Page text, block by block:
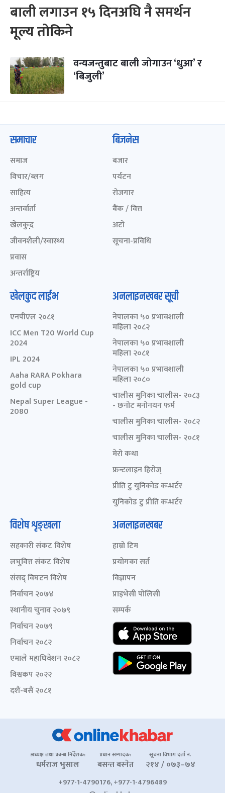
बाली लगाउन १५ दिनअघि नै समर्थन
मूल्य तोकिने
वन्यजन्तुबाट बाली जोगाउन ‘धुआ’ र
‘बिजुली’
समाचार
समाज
विचार/ब्लग
साहित्य
अन्तर्वार्ता
खेलकुद़़
जीवनशैली/स्वास्थ्य
प्रवास
अन्तर्राष्ट्रिय
बिजनेस
बजार
पर्यटन
रोजगार
बैंक / वित्त
अटो
सूचना-प्रविधि
खेलकुद लाईभ
एनपीएल २०८१
ICC Men T20 World Cup
2024
IPL 2024
Aaha RARA Pokhara
gold cup
Nepal Super League -
2080
अनलाइनखबर सूची
नेपालका ५० प्रभावशाली
महिला २०८२
नेपालका ५० प्रभावशाली
महिला २०८१
नेपालका ५० प्रभावशाली
महिला २०८०
चालीस मुनिका चालीस- २०८३
- छनोट मनोनयन फर्म
चालीस मुनिका चालीस- २०८२
चालीस मुनिका चालीस- २०८१
मेरो कथा
फ्रन्टलाइन हिरोज्
प्रीति टु युनिकोड कन्भर्टर
युनिकोड टु प्रीति कन्भर्टर
विशेष शृङ्खला
सहकारी संकट विशेष
लघुवित्त संकट विशेष
संसद् विघटन विशेष
निर्वाचन २०७४
स्थानीय चुनाव २०७९
निर्वाचन २०७९
निर्वाचन २०८२
एमाले महाधिवेशन २०८२
विश्वकप २०२२
दशैं-बसैं २०८१
अनलाइनखबर
हाम्रो टिम
प्रयोगका सर्त
विज्ञापन
प्राइभेसी पोलिसी
सम्पर्क
अध्यक्ष तथा प्रबन्ध निर्देशक:
धर्मराज भुसाल
प्रधान सम्पादक:
बसन्त बस्नेत
सूचना विभाग दर्ता नं.
२१४ / ०७३–७४
+977-1-4790176, +977-1-4796489